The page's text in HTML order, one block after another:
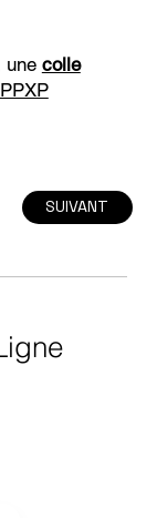
SUIVANT
une colle